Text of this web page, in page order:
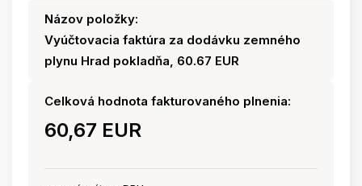
Názov položky:
Vyúčtovacia faktúra za dodávku zemného
plynu Hrad pokladňa, 60.67 EUR
Celková hodnota fakturovaného plnenia:
60,67 EUR